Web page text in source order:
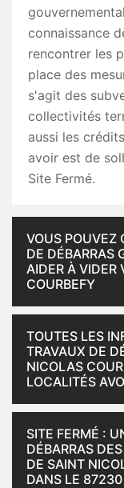
connaissance
rencontrer les
place des
s'agit des
collectivités
aussi les
avoir est de
Site Fermé.
VOUS POUVEZ
DE DÉBARRAS
AIDER À VIDER
COURBEFY
TOUTES LES
TRAVAUX DE
NICOLAS
LOCALITÉS
SITE FERMÉ :
DÉBARRAS
DE SAINT
DANS LE 87230